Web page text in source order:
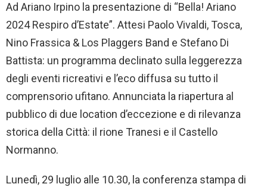
Ad Ariano Irpino la presentazione di “Bella! Ariano
2024 Respiro d’Estate”. Attesi Paolo Vivaldi, Tosca,
Nino Frassica & Los Plaggers Band e Stefano Di
Battista: un programma declinato sulla leggerezza
degli eventi ricreativi e l’eco diffusa su tutto il
comprensorio ufitano. Annunciata la riapertura al
pubblico di due location d’eccezione e di rilevanza
storica della Città: il rione Tranesi e il Castello
Normanno.
Lunedì, 29 luglio alle 10.30, la conferenza stampa di